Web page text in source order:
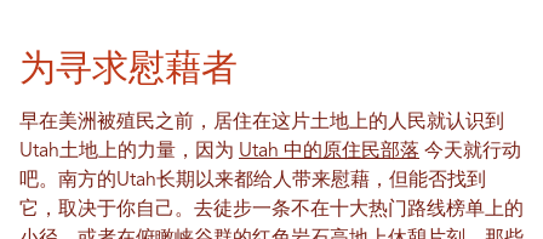
为寻求慰藉者
早在美洲被殖民之前，居住在这片土地上的人民就认识到
Utah土地上的力量，因为 Utah 中的原住民部落 今天就行动
吧。南方的Utah长期以来都给人带来慰藉，但能否找到
它，取决于你自己。去徒步一条不在十大热门路线榜单上的